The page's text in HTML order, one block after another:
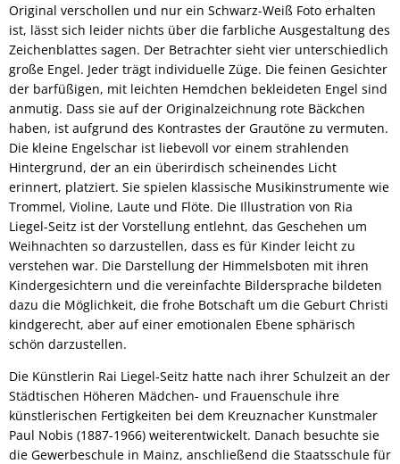
Original verschollen und nur ein Schwarz-Weiß Foto erhalten
ist, lässt sich leider nichts über die farbliche Ausgestaltung des
Zeichenblattes sagen. Der Betrachter sieht vier unterschiedlich
große Engel. Jeder trägt individuelle Züge. Die feinen Gesichter
der barfüßigen, mit leichten Hemdchen bekleideten Engel sind
anmutig. Dass sie auf der Originalzeichnung rote Bäckchen
haben, ist aufgrund des Kontrastes der Grautöne zu vermuten.
Die kleine Engelschar ist liebevoll vor einem strahlenden
Hintergrund, der an ein überirdisch scheinendes Licht
erinnert, platziert. Sie spielen klassische Musikinstrumente wie
Trommel, Violine, Laute und Flöte. Die Illustration von Ria
Liegel-Seitz ist der Vorstellung entlehnt, das Geschehen um
Weihnachten so darzustellen, dass es für Kinder leicht zu
verstehen war. Die Darstellung der Himmelsboten mit ihren
Kindergesichtern und die vereinfachte Bildersprache bildeten
dazu die Möglichkeit, die frohe Botschaft um die Geburt Christi
kindgerecht, aber auf einer emotionalen Ebene sphärisch
schön darzustellen.
Die Künstlerin Rai Liegel-Seitz hatte nach ihrer Schulzeit an der
Städtischen Höheren Mädchen- und Frauenschule ihre
künstlerischen Fertigkeiten bei dem Kreuznacher Kunstmaler
Paul Nobis (1887-1966) weiterentwickelt. Danach besuchte sie
die Gewerbeschule in Mainz, anschließend die Staatsschule für